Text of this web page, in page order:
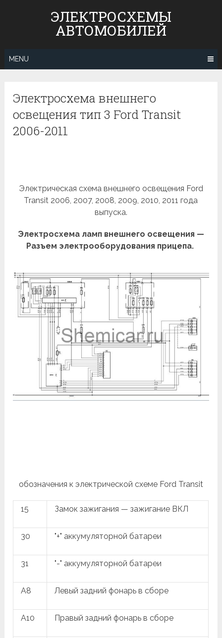
ЭЛЕКТРОСХЕМЫ
АВТОМОБИЛЕЙ
MENU
Электросхема внешнего
освещения тип 3 Ford Transit
2006-2011
Электрическая схема внешнего освещения Ford
Transit 2006, 2007, 2008, 2009, 2010, 2011 года
выпуска.
Электросхема ламп внешнего освещения —
Разъем электрооборудования прицепа.
обозначения к электрической схеме Ford Transit
15 Замок зажигания — зажигание ВКЛ
30 "+" аккумуляторной батареи
31 "-" аккумуляторной батареи
A8 Левый задний фонарь в сборе
A10 Правый задний фонарь в сборе